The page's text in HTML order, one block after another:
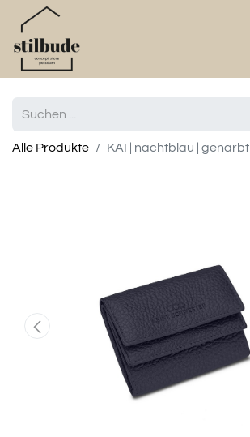
Alle Produkte KAI | nachtblau | genarbt